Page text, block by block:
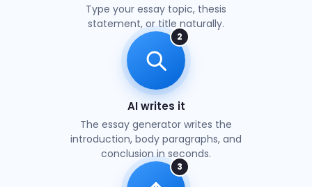
Type your essay topic, thesis
statement, or title naturally.
2
AI writes it
The essay generator writes the
introduction, body paragraphs, and
conclusion in seconds.
3